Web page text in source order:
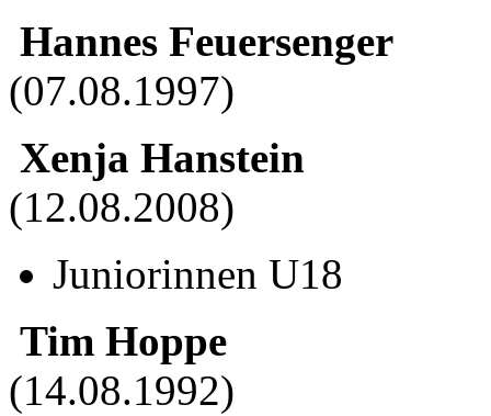
Hannes Feuersenger
(07.08.1997)
Xenja Hanstein
(12.08.2008)
Juniorinnen U18
Tim Hoppe
(14.08.1992)